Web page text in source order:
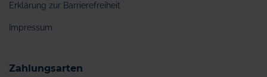
Erklärung zur Barrierefreiheit
Impressum
Zahlungsarten